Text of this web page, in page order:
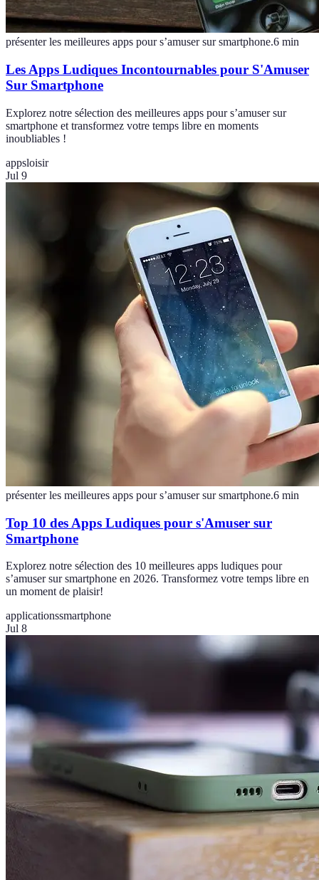
présenter les meilleures apps pour s’amuser sur smartphone.6 min
Les Apps Ludiques Incontournables pour S'Amuser
Sur Smartphone
Explorez notre sélection des meilleures apps pour s’amuser sur
smartphone et transformez votre temps libre en moments
inoubliables !
appsloisir
Jul 9
présenter les meilleures apps pour s’amuser sur smartphone.6 min
Top 10 des Apps Ludiques pour s'Amuser sur
Smartphone
Explorez notre sélection des 10 meilleures apps ludiques pour
s’amuser sur smartphone en 2026. Transformez votre temps libre en
un moment de plaisir!
applicationssmartphone
Jul 8